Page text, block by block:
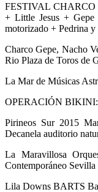
FESTIVAL
+ Little Jesus +
motorizado + Pedrina
Charco Gepe, Nacho
Rio Plaza de Toros de
La Mar de Músicas
OPERACIÓN BIKINI:
Pirineos Sur 2015
Decanela auditorio
La Maravillosa
Contemporáneo Sevilla
Lila Downs BARTS